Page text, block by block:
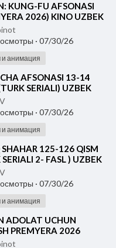
KUNG-FU AFSONASI
2026) KINO UZBEK
SKACHAT
· 07/30/26
анимация
AFSONASI 13-14
SERIALI) UZBEK
· 07/30/26
анимация
125-126 QISM
2- FASL ) UZBEK
· 07/30/26
анимация
ADOLAT UCHUN
PREMYERA 2026
TILIDA